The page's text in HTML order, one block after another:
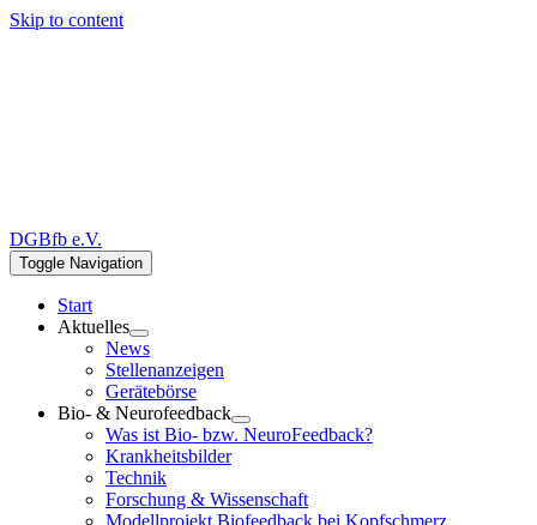
Skip to content
DGBfb e.V.
Toggle Navigation
Start
Aktuelles
News
Stellenanzeigen
Gerätebörse
Bio- & Neurofeedback
Was ist Bio- bzw. NeuroFeedback?
Krankheitsbilder
Technik
Forschung & Wissenschaft
Modellprojekt Biofeedback bei Kopfschmerz